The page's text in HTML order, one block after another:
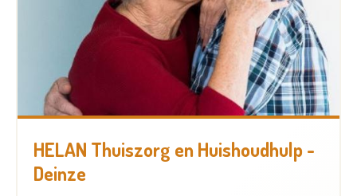
HELAN Thuiszorg en Huishoudhulp -
Deinze